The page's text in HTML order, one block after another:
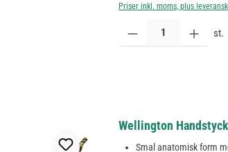
Priser inkl. moms, plus
Produktkvantitet: Ange
st.
Wellington
Smal anatomisk form